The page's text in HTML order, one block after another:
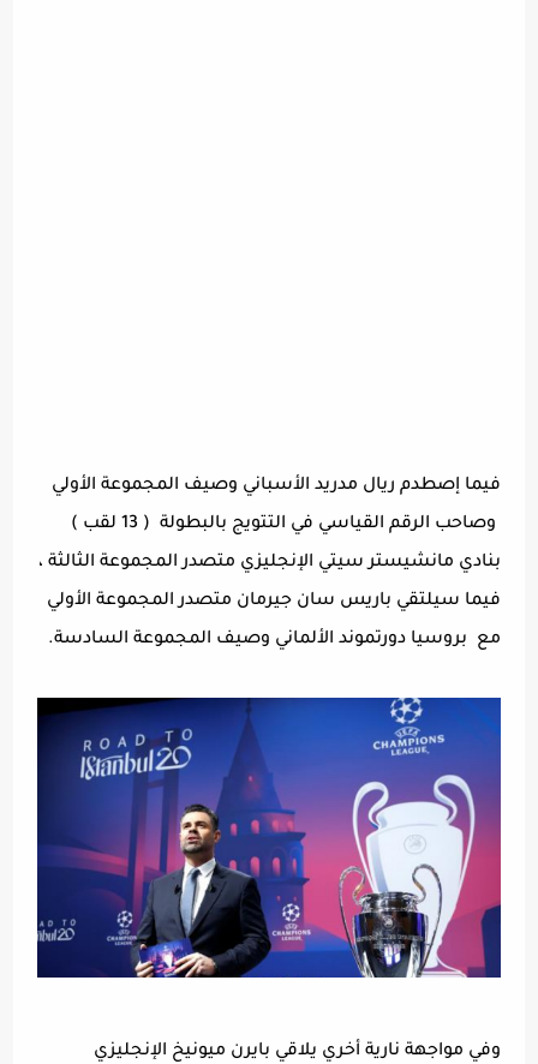
فيما إصطدم ريال مدريد الأسباني وصيف المجموعة الأولي
وصاحب الرقم القياسي في التتويج بالبطولة
( 13 لقب )
بنادي مانشيستر سيتي الإنجليزي متصدر المجموعة الثالثة ،
فيما سيلتقي باريس سان جيرمان متصدر المجموعة الأولي
مع
بروسيا دورتموند الألماني وصيف المجموعة السادسة.
وفي مواجهة نارية أخري يلاقي بايرن ميونيخ الإنجليزي